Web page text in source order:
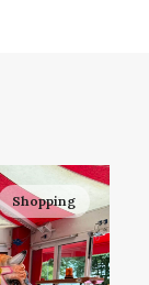
Shopping